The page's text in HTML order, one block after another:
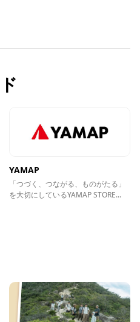
YAMAP
「つづく、つながる、ものがたる」
を大切にしているYAMAP STORE...